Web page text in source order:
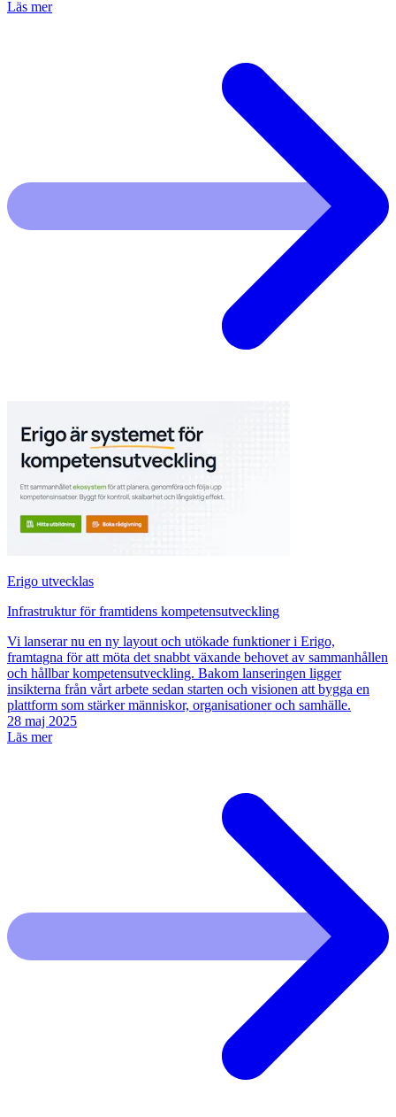
Läs mer
Erigo utvecklas
Infrastruktur för framtidens kompetensutveckling
Vi lanserar nu en ny layout och utökade funktioner i Erigo,
framtagna för att möta det snabbt växande behovet av sammanhållen
och hållbar kompetensutveckling. Bakom lanseringen ligger
insikterna från vårt arbete sedan starten och visionen att bygga en
plattform som stärker människor, organisationer och samhälle.
28 maj 2025
Läs mer